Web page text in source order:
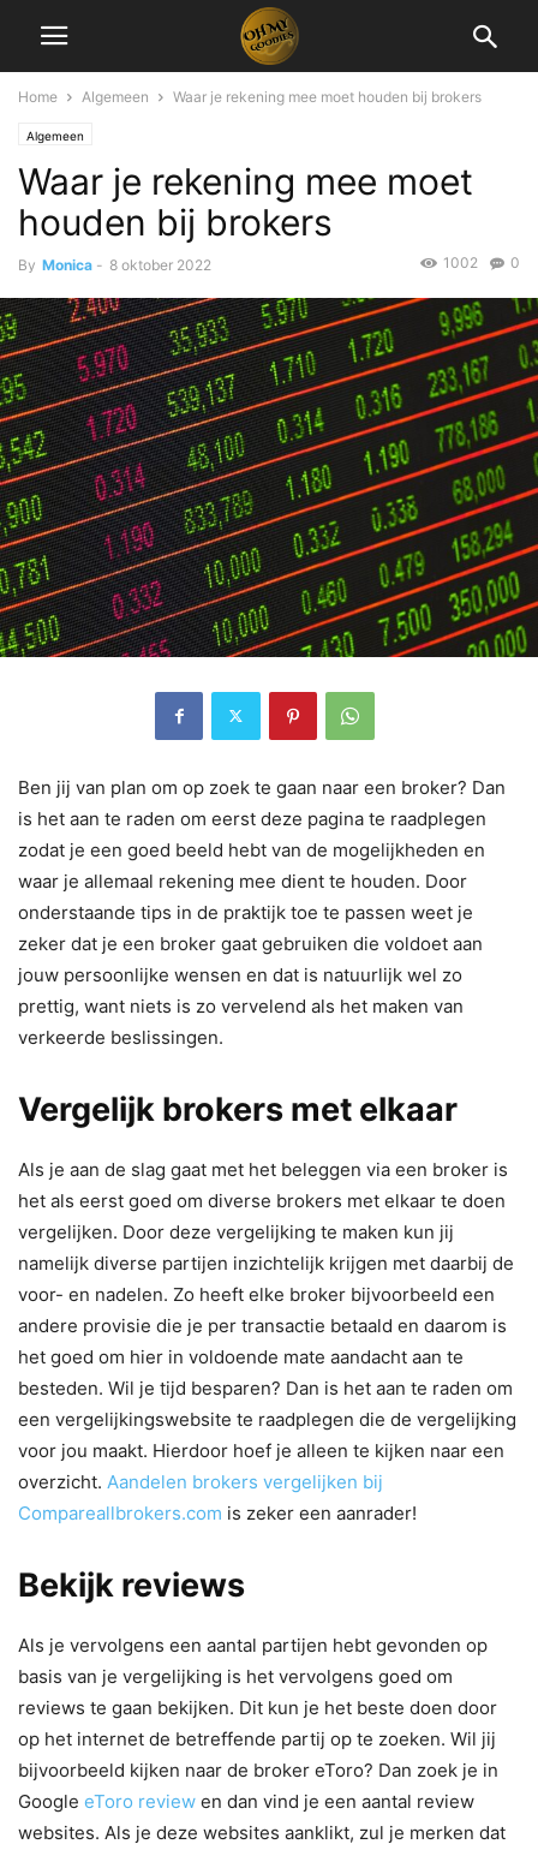
Home Algemeen Waar je rekening mee moet houden bij brokers
Algemeen
Waar je rekening mee moet
houden bij brokers
By Monica - 8 oktober 2022 0
1002
Ben jij van plan om op zoek te gaan naar een broker? Dan
is het aan te raden om eerst deze pagina te raadplegen
zodat je een goed beeld hebt van de mogelijkheden en
waar je allemaal rekening mee dient te houden. Door
onderstaande tips in de praktijk toe te passen weet je
zeker dat je een broker gaat gebruiken die voldoet aan
jouw persoonlijke wensen en dat is natuurlijk wel zo
prettig, want niets is zo vervelend als het maken van
verkeerde beslissingen.
Vergelijk brokers met elkaar
Als je aan de slag gaat met het beleggen via een broker is
het als eerst goed om diverse brokers met elkaar te doen
vergelijken. Door deze vergelijking te maken kun jij
namelijk diverse partijen inzichtelijk krijgen met daarbij de
voor- en nadelen. Zo heeft elke broker bijvoorbeeld een
andere provisie die je per transactie betaald en daarom is
het goed om hier in voldoende mate aandacht aan te
besteden. Wil je tijd besparen? Dan is het aan te raden om
een vergelijkingswebsite te raadplegen die de vergelijking
voor jou maakt. Hierdoor hoef je alleen te kijken naar een
overzicht. Aandelen brokers vergelijken bij
Compareallbrokers.com is zeker een aanrader!
Bekijk reviews
Als je vervolgens een aantal partijen hebt gevonden op
basis van je vergelijking is het vervolgens goed om
reviews te gaan bekijken. Dit kun je het beste doen door
op het internet de betreffende partij op te zoeken. Wil jij
bijvoorbeeld kijken naar de broker eToro? Dan zoek je in
Google eToro review en dan vind je een aantal review
websites. Als je deze websites aanklikt, zul je merken dat